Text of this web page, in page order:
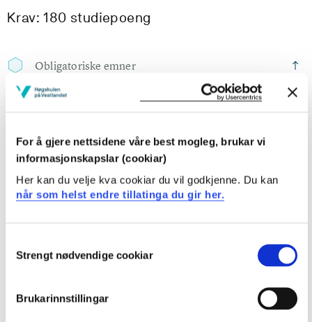
For å gjere nettsidene våre best mogleg, brukar vi
informasjonskapslar (cookiar)
Her kan du velje kva cookiar du vil godkjenne. Du kan
når som helst endre tillatinga du gir her.
Selection
Strengt nødvendige cookiar
Brukarinnstillingar
Krav: 180 studiepoeng
Obligatoriske emner
PHDINN901
Dissertation in Responsible Innovation and
Regional Development
Semester: 1 150 sp
Philosophy of Science, Research Ethics and
Semester: 1 5 sp